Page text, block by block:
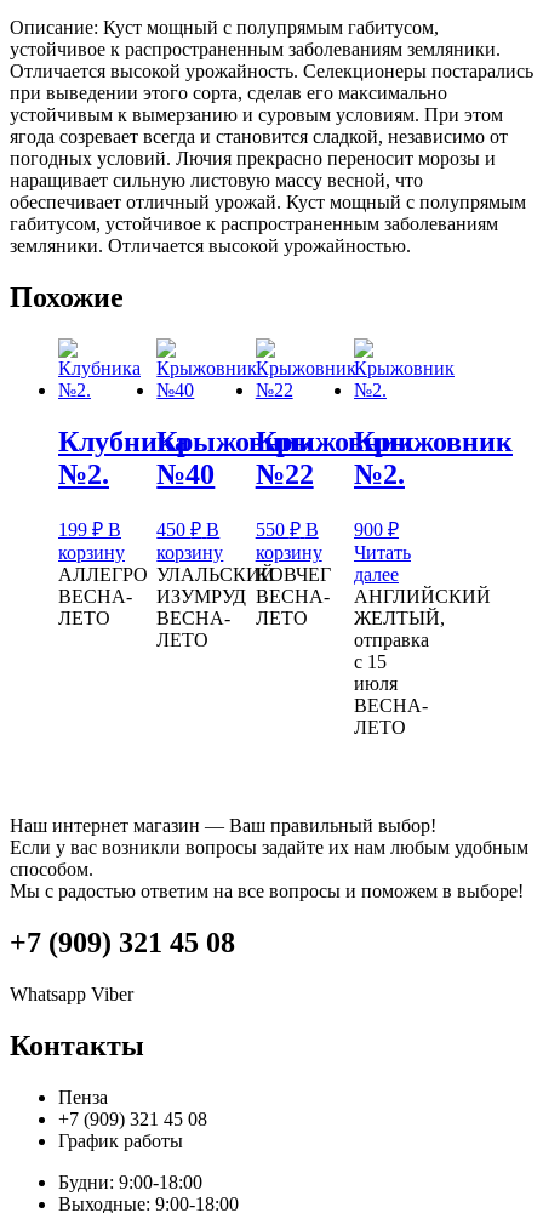
Описание: Куст мощный с полупрямым габитусом,
устойчивое к распространенным заболеваниям земляники.
Отличается высокой урожайность. Селекционеры постарались
при выведении этого сорта, сделав его максимально
устойчивым к вымерзанию и суровым условиям. При этом
ягода созревает всегда и становится сладкой, независимо от
погодных условий. Лючия прекрасно переносит морозы и
наращивает сильную листовую массу весной, что
обеспечивает отличный урожай. Куст мощный с полупрямым
габитусом, устойчивое к распространенным заболеваниям
земляники. Отличается высокой урожайностью.
Похожие
Клубника
№2.
199 ₽ В
корзину
АЛЛЕГРО
ВЕСНА-
ЛЕТО
Крыжовник
№40
450₽ В
корзину
УЛАЛЬСКИЙ
ИЗУМРУД
ВЕСНА-
ЛЕТО
Крыжовник
№22
550 ₽ В
корзину
КОВЧЕГ
ВЕСНА-
ЛЕТО
Крыжовник
№2.
900 ₽
Читать
далее
АНГЛИЙСКИЙ
ЖЕЛТЫЙ,
отправка
с 15
июля
ВЕСНА-
ЛЕТО
Наш интернет магазин — Ваш правильный выбор!
Если у вас возникли вопросы задайте их нам любым удобным
способом.
Мы с радостью ответим на все вопросы и поможем в выборе!
+7 (909) 321 45 08
Whatsapp Viber
Контакты
Пенза
+7 (909) 321 45 08
График работы
Будни: 9:00-18:00
Выходные: 9:00-18:00